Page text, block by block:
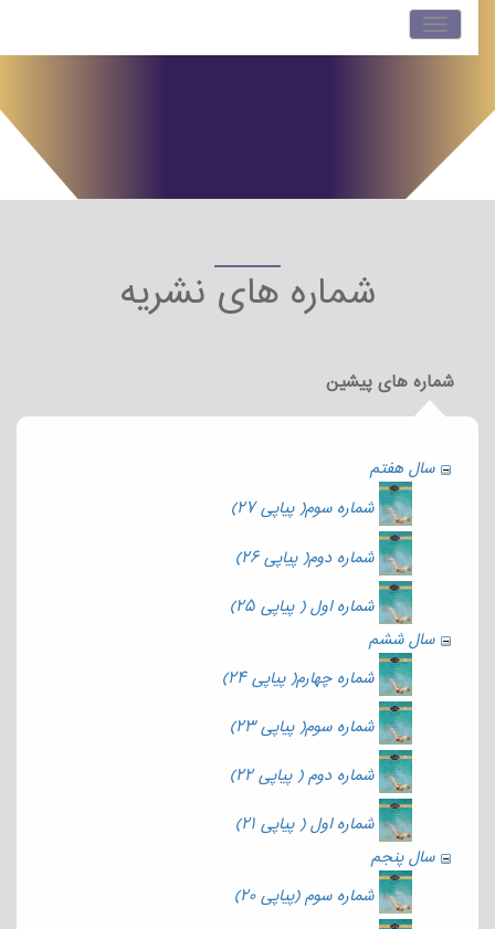
نوبار
تعویض
شماره های نشریه
شماره های پیشین
سال هفتم
شماره سوم( پیاپی ۲۷)
شماره دوم( پیاپی ۲۶)
شماره اول ( پیاپی ۲۵)
سال ششم
شماره چهارم( پیاپی ۲۴)
شماره سوم( پیاپی ۲۳)
شماره دوم ( پیاپی ۲۲)
شماره اول ( پیاپی ۲۱)
سال پنجم
شماره سوم (پیاپی ۲۰)